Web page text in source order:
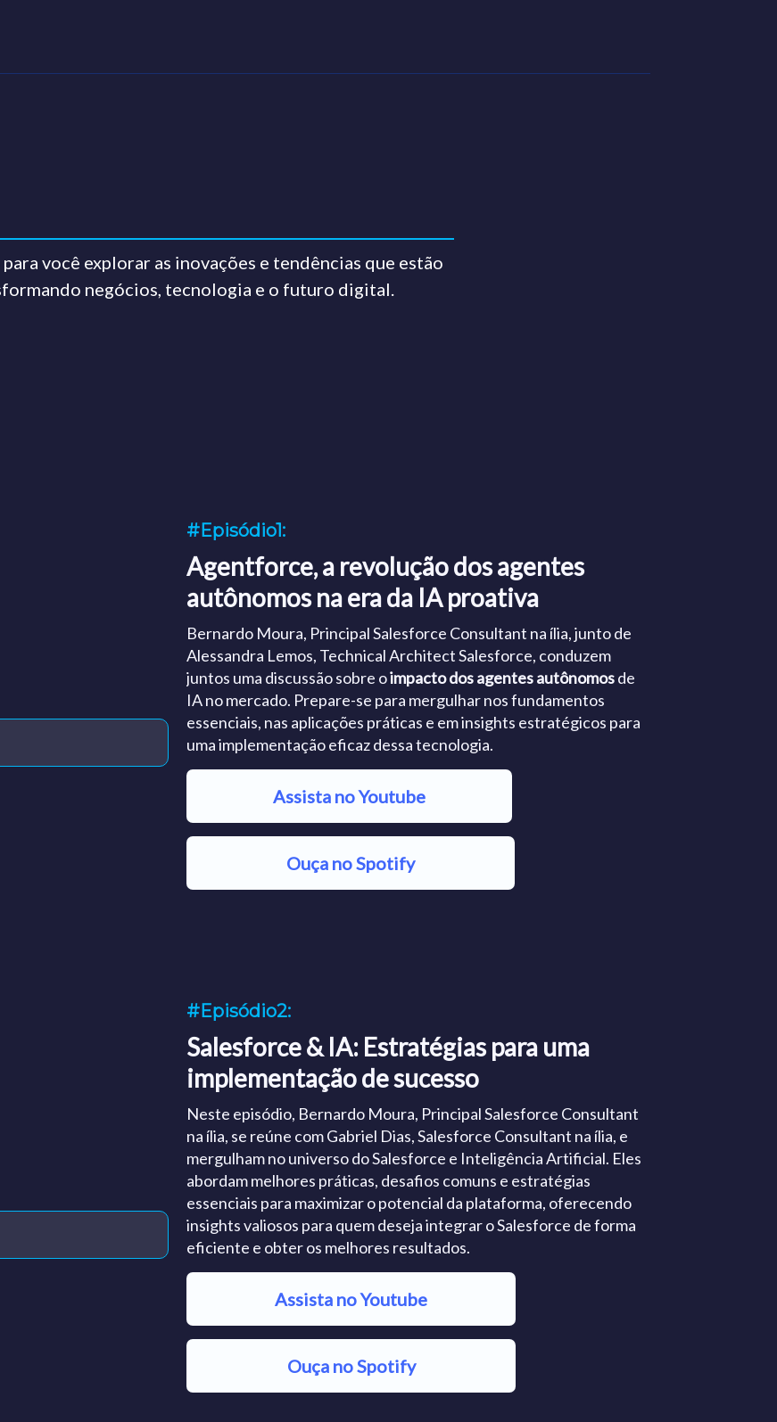
para você explorar as inovações e tendências que estão
negócios, tecnologia e o futuro digital.
#Episódio1:
Agentforce, a revolução dos agentes
autônomos na era da IA proativa
Bernardo Moura, Principal Salesforce Consultant na ília, junto de
Alessandra Lemos, Technical Architect Salesforce, conduzem
juntos uma discussão sobre oimpacto dos agentes autônomosde
IA no mercado. Prepare-se para mergulhar nos fundamentos
essenciais, nas aplicações práticas e em insights estratégicos para
uma implementação eficaz dessa tecnologia.
Assista no Youtube
Ouça no Spotify
#Episódio2:
Salesforce & IA: Estratégias para uma
implementação de sucesso
Neste episódio, Bernardo Moura, Principal Salesforce Consultant
na ília, se reúne com Gabriel Dias, Salesforce Consultant na ília, e
mergulham no universo do Salesforce e Inteligência Artificial. Eles
abordam melhores práticas, desafios comuns e estratégias
essenciais para maximizar o potencial da plataforma, oferecendo
insights valiosos para quem deseja integrar o Salesforce de forma
eficiente e obter os melhores resultados.
Assista no Youtube
Ouça no Spotify